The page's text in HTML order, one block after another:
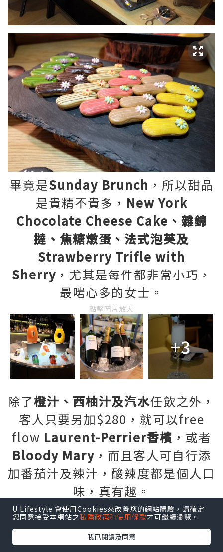
畢竟是Sunday Brunch ，所以甜品
是貴精不貴多， New York
Chocolate Cheese Cake、雜錦
撻、焦糖燉蛋、法式泡芙及
Strawberry Trifle with
Sherry ，尤其是每件都非常小巧，
最啱心多的女士。
點擊圖片放大
+3
除了橙汁、西柚汁及汽水任飲之外，
客人只要另加$280，就可以free
flow Laurent-Perrier香檳 ，或者
Bloody Mary ，而且客人可自行添
加番茄汁及辣汁，酸辣度都是個人口
味，真有趣。
U Lifestyle 會使用Cookies來改善您的網站體驗，請確定
您同意接受本網站之私隱政策和使用條款才可繼續瀏覽。
我已閱讀及同意